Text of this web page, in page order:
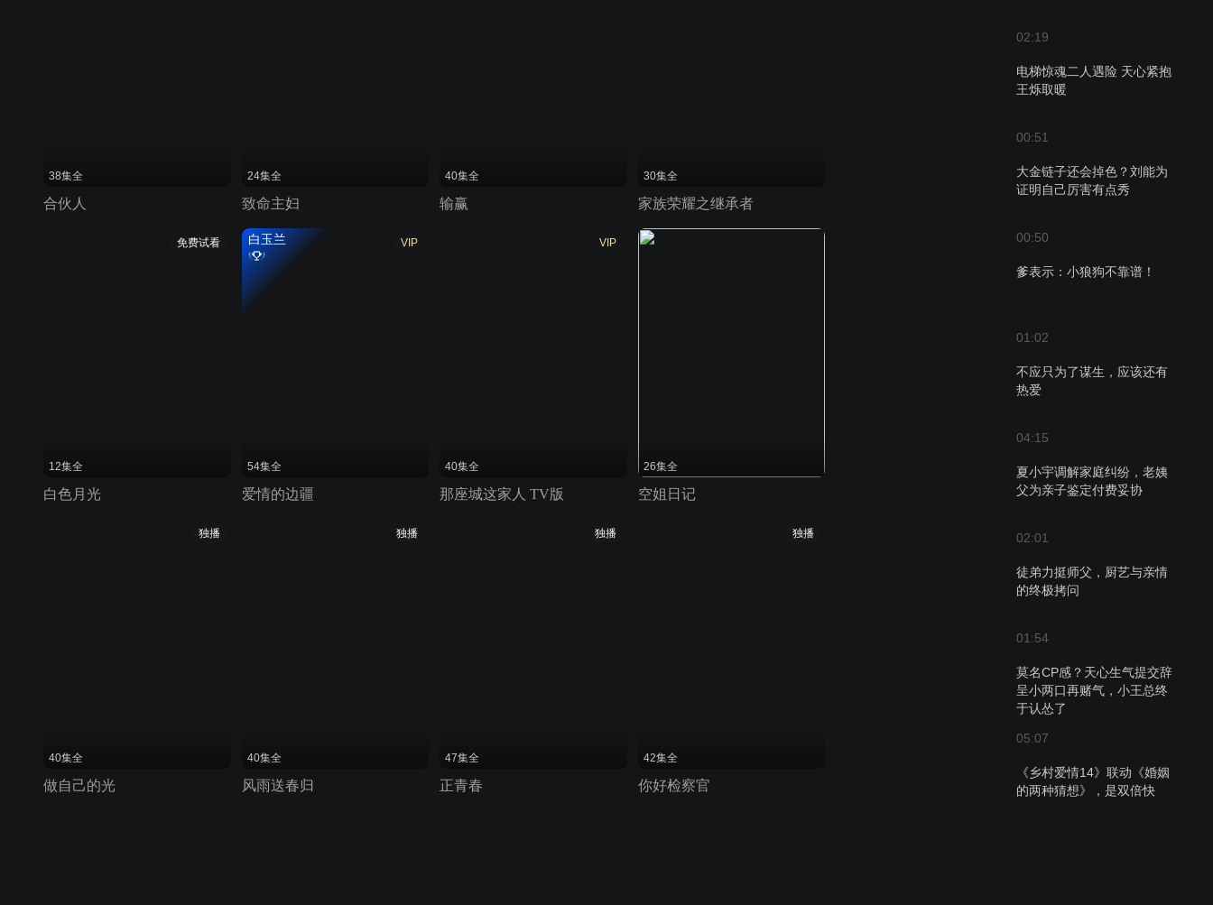
02:19
电梯惊魂二人遇险 天心紧抱
王烁取暖
00:51
大金链子还会掉色？刘能为
证明自己厉害有点秀
00:50
爹表示：小狼狗不靠谱！
01:02
不应只为了谋生，应该还有
热爱
04:15
夏小宇调解家庭纠纷，老姨
父为亲子鉴定付费妥协
02:01
徒弟力挺师父，厨艺与亲情
的终极拷问
01:54
莫名CP感？天心生气提交辞
呈小两口再赌气，小王总终
于认怂了
05:07
《乡村爱情14》联动《婚姻
的两种猜想》，是双倍快
38集全
合伙人
24集全
致命主妇
40集全
输赢
30集全
家族荣耀之继承者
免费试看
12集全
白色月光
VIP
白玉兰
54集全
爱情的边疆
VIP
40集全
那座城这家人 TV版
26集全
空姐日记
独播
40集全
做自己的光
独播
40集全
风雨送春归
独播
47集全
正青春
独播
42集全
你好检察官